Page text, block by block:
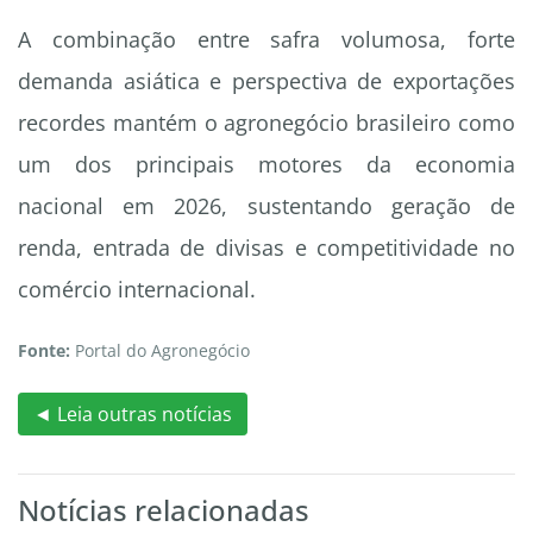
A combinação entre safra volumosa, forte
demanda asiática e perspectiva de exportações
recordes mantém o agronegócio brasileiro como
um dos principais motores da economia
nacional em 2026, sustentando geração de
renda, entrada de divisas e competitividade no
comércio internacional.
Fonte: Portal do Agronegócio
◄ Leia outras notícias
Notícias relacionadas